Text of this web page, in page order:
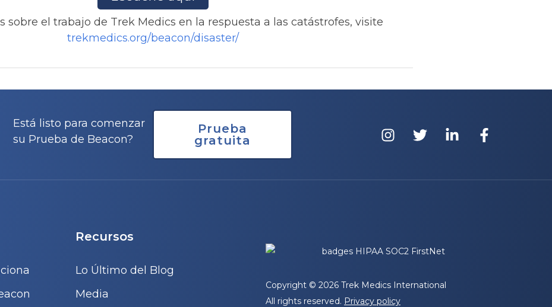
sobre el trabajo de Trek Medics en la respuesta a las catástrofes, visite
trekmedics.org/beacon/disaster/
Está listo para comenzar
su Prueba de Beacon?
Prueba
gratuita
Recursos
Lo Último del Blog
Media
Copyright © 2026 Trek Medics International
All rights reserved. Privacy policy